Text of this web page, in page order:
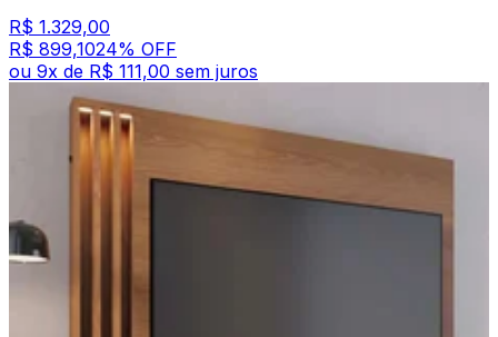
R$ 1.329,00
R$ 899,1024% OFF
ou 9x de R$ 111,00 sem juros